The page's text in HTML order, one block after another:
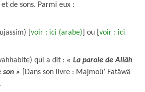
de sons. Parmi eux :
[ voir : ici (arabe) ] ou [ voir : ici
qui a dit : « La parole de Allâh
»
[Dans son livre : Majmoû’ Fatâwâ